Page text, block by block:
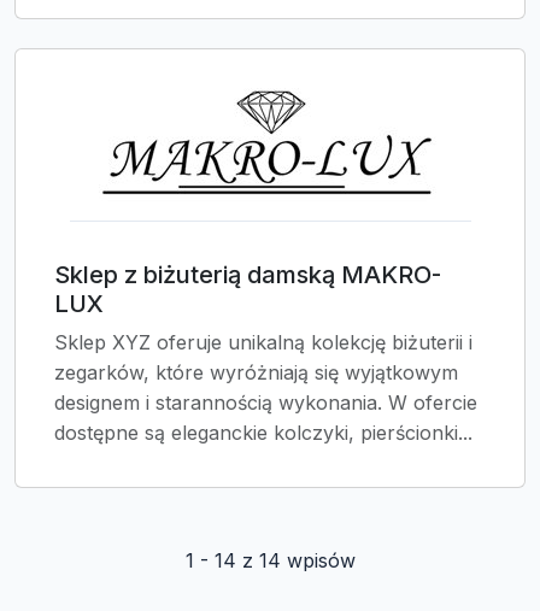
Sklep z biżuterią damską MAKRO-
LUX
Sklep XYZ oferuje unikalną kolekcję biżuterii i
zegarków, które wyróżniają się wyjątkowym
designem i starannością wykonania. W ofercie
dostępne są eleganckie kolczyki, pierścionki...
1 - 14 z 14 wpisów